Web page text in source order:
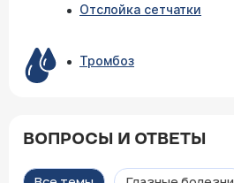
Отслойка сетчатки
Тромбоз
ВОПРОСЫ И ОТВЕТЫ